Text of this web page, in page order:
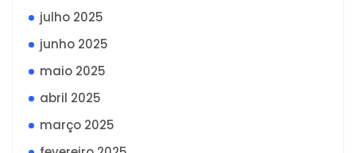
julho 2025
junho 2025
maio 2025
abril 2025
março 2025